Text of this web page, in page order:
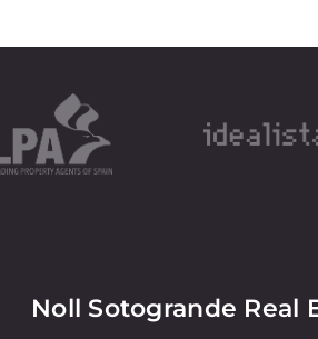
Noll Sotogrande Real